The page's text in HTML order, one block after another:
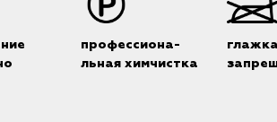
профессиона-
льная химчистка
глажка